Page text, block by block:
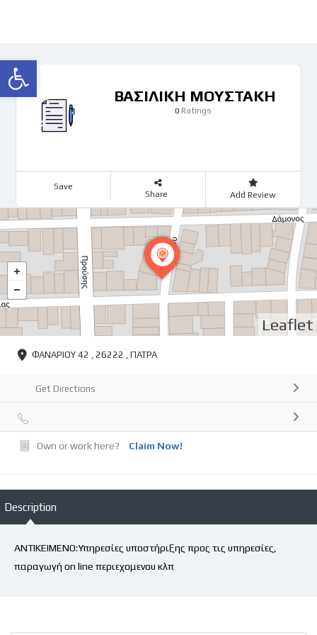
Open toolbar
ΒΑΣΙΛΙΚΗ ΜΟΥΣΤΑΚΗ
0Ratings
Save
Share Add Review
Leaflet
ΦΑΝΑΡΙΟΥ 42 , 26222 , ΠΑΤΡΑ
Get Directions
Own or work here? Claim Now!
Description
ΑΝΤΙΚΕΙΜΕΝΟ:Υπηρεσίες υποστήριξης προς τις υπηρεσίες,
παραγωγή on line περιεχομενου κλπ